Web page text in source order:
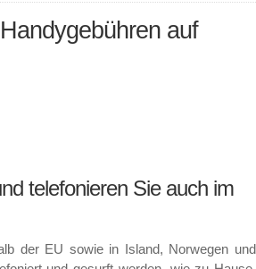
auf
telefonieren Sie auch im
der EU sowie in Island, Norwegen und